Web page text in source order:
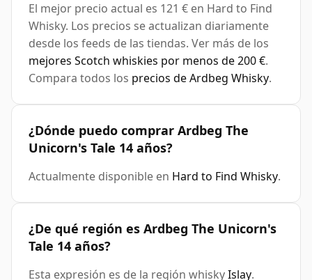
El mejor precio actual es 121 € en Hard to Find
Whisky. Los precios se actualizan diariamente
desde los feeds de las tiendas. Ver más de los
mejores Scotch whiskies por menos de 200 €.
Compara todos los precios de Ardbeg Whisky.
¿Dónde puedo comprar Ardbeg The
Unicorn's Tale 14 años?
Actualmente disponible en Hard to Find Whisky.
¿De qué región es Ardbeg The Unicorn's
Tale 14 años?
Esta expresión es de la región whiskyIslay.